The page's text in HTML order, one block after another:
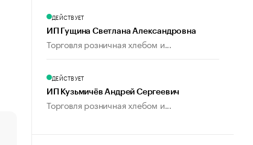
ДЕЙСТВУЕТ
ИП Гущина Светлана Александровна
Торговля розничная хлебом и...
ДЕЙСТВУЕТ
ИП Кузьмичёв Андрей Сергеевич
Торговля розничная хлебом и...